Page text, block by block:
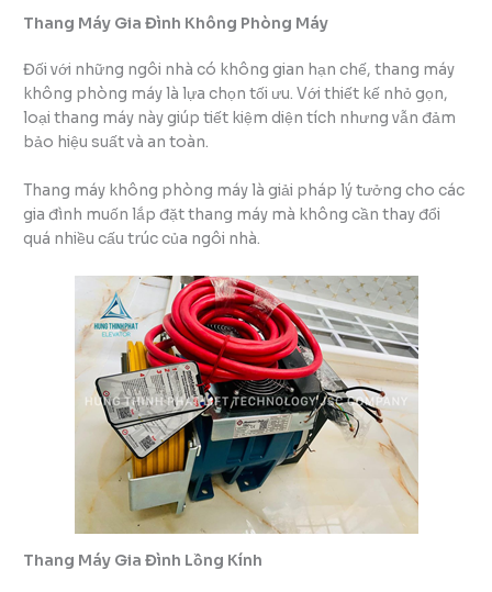
Thang Máy Gia Đình Không Phòng Máy
Đối với những ngôi nhà có không gian hạn chế, thang máy
không phòng máy là lựa chọn tối ưu. Với thiết kế nhỏ gọn,
loại thang máy này giúp tiết kiệm diện tích nhưng vẫn đảm
bảo hiệu suất và an toàn.
Thang máy không phòng máy là giải pháp lý tưởng cho các
gia đình muốn lắp đặt thang máy mà không cần thay đổi
quá nhiều cấu trúc của ngôi nhà.
Thang Máy Gia Đình Lồng Kính